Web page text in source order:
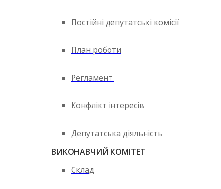
Постійні депутатські комісії
План роботи
Регламент
Конфлікт інтересів
Депутатська діяльність
ВИКОНАВЧИЙ КОМІТЕТ
Склад